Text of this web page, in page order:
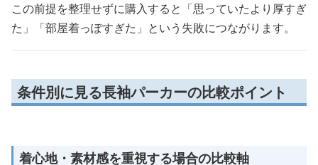
この前提を整理せずに購入すると「思っていたより厚すぎ
た」「部屋着っぽすぎた」という失敗につながります。
条件別に見る長袖パーカーの比較ポイント
着心地・素材感を重視する場合の比較軸